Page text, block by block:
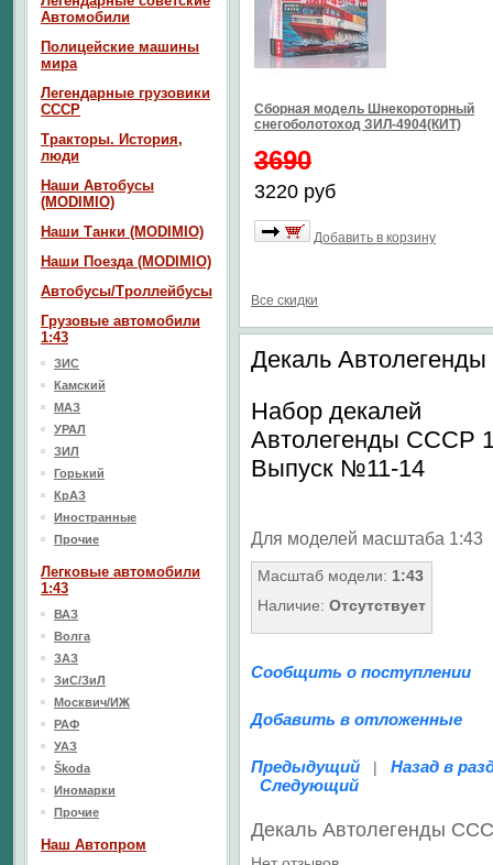
Сборная модель Шнекороторный
снегоболотоход ЗИЛ-4904(КИТ)
3690
3220 руб
Добавить в корзину
Все скидки
Декаль
Набор декалей
Автолегенды СССР
Выпуск №11-14
Для моделей масштаба 1:43
Масштаб модели: 1:43
Наличие: Отсутствует
Сообщить о поступлении
Добавить в отложенные
Предыдущий | Назад в
Следующий
Декаль Автолегенды
Автомобили
Полицейские машины
мира
Легендарные грузовики
СССР
Тракторы. История,
люди
Наши Автобусы
(MODIMIO)
Наши Танки (MODIMIO)
Наши Поезда (MODIMIO)
Автобусы/Троллейбусы
Грузовые автомобили
1:43
ЗИС
Камский
МАЗ
УРАЛ
ЗИЛ
Горький
КрАЗ
Иностранные
Прочие
Легковые автомобили
1:43
ВАЗ
Волга
ЗАЗ
ЗиС/ЗиЛ
Москвич/ИЖ
РАФ
УАЗ
Škoda
Иномарки
Прочие
Наш Aвтопром